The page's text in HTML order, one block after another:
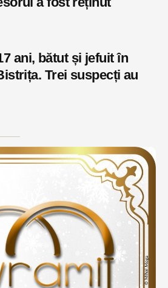
ani, bătut și jefuit în
Trei suspecți au